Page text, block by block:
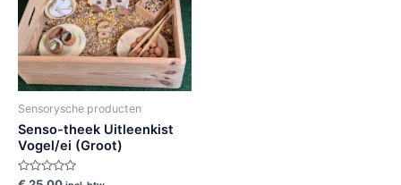
Sensorysche producten
Senso-theek Uitleenkist
Vogel/ei (Groot)
Gewaardeerd